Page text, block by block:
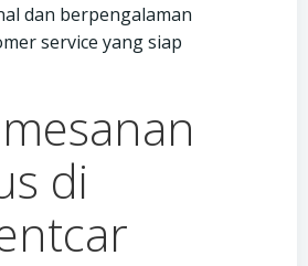
dan berpengalaman
service yang siap
di